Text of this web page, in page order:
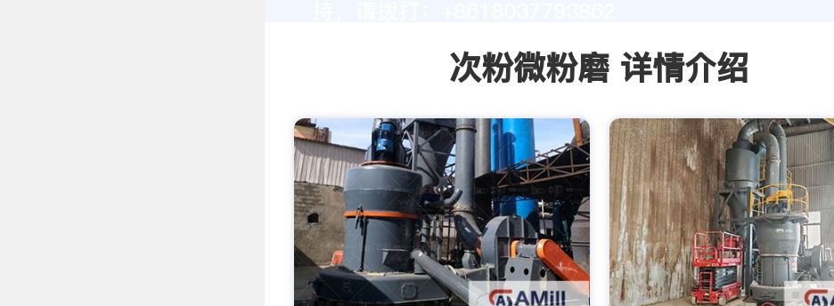
次粉微粉磨 详情介绍